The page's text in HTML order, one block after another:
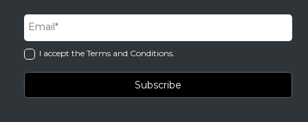
I accept the Terms and Conditions.